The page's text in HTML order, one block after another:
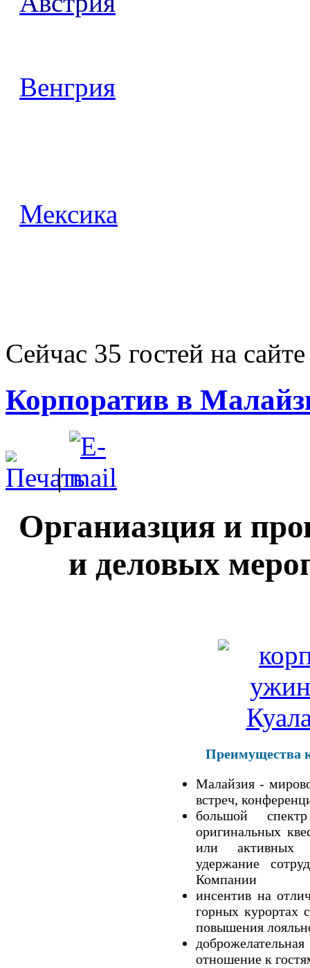
Венгрия
Мексика
Сейчас 35 гостей на сайте
Корпоратив в
|
Органиазция и
и деловых
Преимущества
Малайзия -
встреч,
большой
оригинальных
или активных
удержание
Компании
инсентив на
горных курортах
повышения
отношение к